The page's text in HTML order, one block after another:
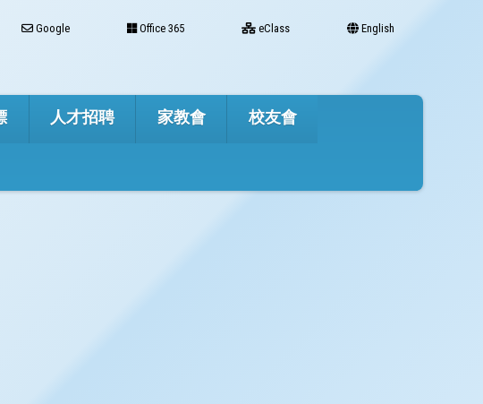
Google Office 365 eClass English
人才招聘 家教會 校友會